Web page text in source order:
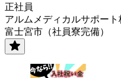
正社員
アルムメディカルサポー
富士宮市（社員寮完備）